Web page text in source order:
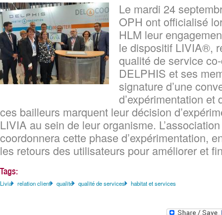
Le mardi 24
OPH ont officialisé
HLM leur
le dispositif LIVIA®,
qualité de service
DELPHIS et ses
signature d’une
d’expérimentation et
ces bailleurs marquent leur décision
LIVIA au sein de leur organisme.
coordonnera cette phase d’expérimentation,
les retours des utilisateurs pour améliorer et
Tags:
Livia relation client qualité qualité de services habitat et services